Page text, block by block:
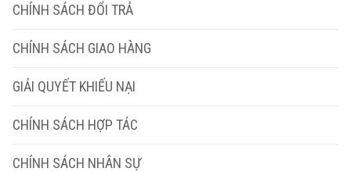
CHÍNH SÁCH ĐỔI TRẢ
CHÍNH SÁCH GIAO HÀNG
GIẢI QUYẾT KHIẾU NẠI
CHÍNH SÁCH HỢP TÁC
CHÍNH SÁCH NHÂN SỰ